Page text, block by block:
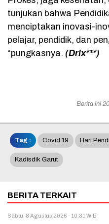
tunjukan bahwa
menciptakan inovasi-
pelajar, pendidik, dan
“pungkasnya. (Drix***)
Berita ini
Tag : Covid 19 Hari
Kadisdik Garut
BERITA TERKAIT
Sabtu, 8 Agustus 2026 - 10:31 WIB